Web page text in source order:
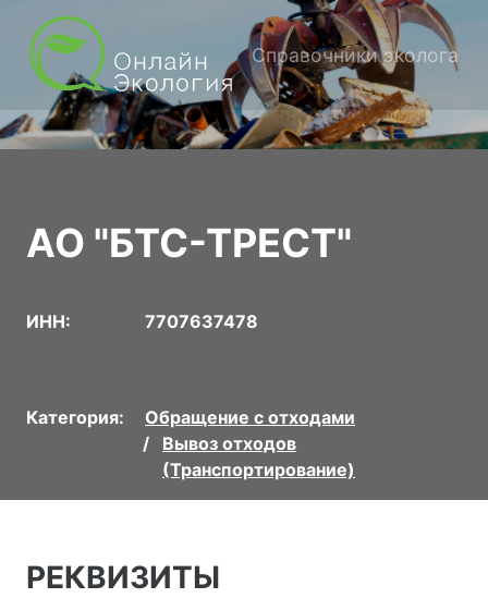
Справочники эколога
АО "БТС-ТРЕСТ"
ИНН: 7707637478
Категория:
Обращение с отходами
Вывоз отходов
(Транспортирование)
РЕКВИЗИТЫ